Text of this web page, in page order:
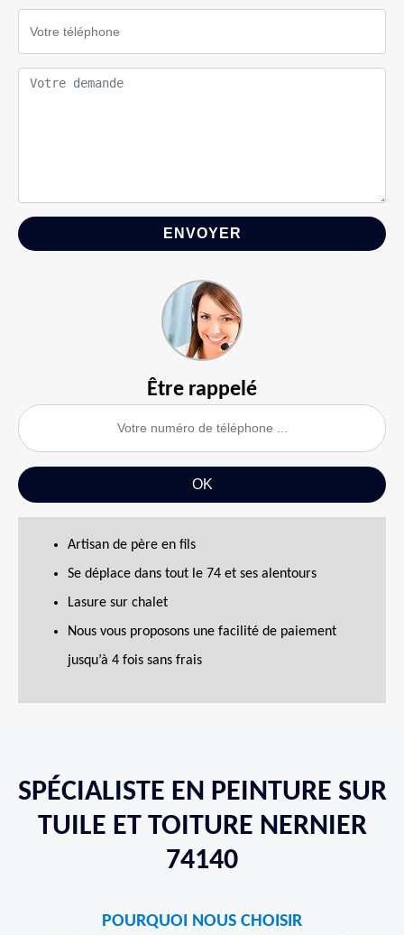
Être rappelé
Artisan de père en fils
Se déplace dans tout le 74 et ses alentours
Lasure sur chalet
Nous vous proposons une facilité de paiement
jusqu’à 4 fois sans frais
SPÉCIALISTE EN PEINTURE SUR
TUILE ET TOITURE NERNIER
74140
POURQUOI NOUS CHOISIR